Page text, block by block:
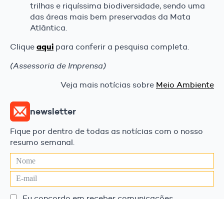
trilhas e riquíssima biodiversidade, sendo uma
das áreas mais bem preservadas da Mata
Atlântica.
Clique aqui para conferir a pesquisa completa.
(Assessoria de Imprensa)
Veja mais notícias sobre Meio Ambiente
newsletter
Fique por dentro de todas as notícias com o nosso
resumo semanal.